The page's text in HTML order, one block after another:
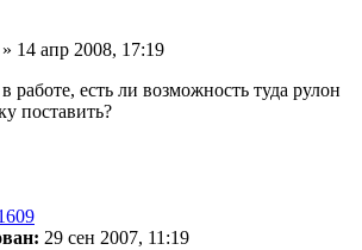
» 14 апр 2008, 17:19
работе, есть ли возможность туда рулон
поставить?
29 сен 2007, 11:19